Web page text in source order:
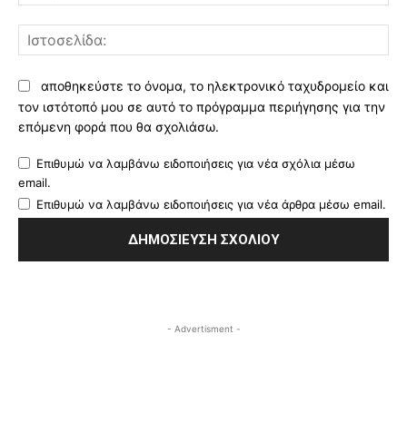
αποθηκεύστε το όνομα, το ηλεκτρονικό ταχυδρομείο και
τον ιστότοπό μου σε αυτό το πρόγραμμα περιήγησης για την
επόμενη φορά που θα σχολιάσω.
Επιθυμώ να λαμβάνω ειδοποιήσεις για νέα σχόλια μέσω
email.
Επιθυμώ να λαμβάνω ειδοποιήσεις για νέα άρθρα μέσω email.
- Advertisment -